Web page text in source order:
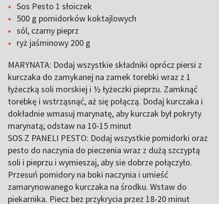
Sos Pesto 1 słoiczek
500 g pomidorków koktajlowych
sól, czarny pieprz
ryż jaśminowy 200 g
MARYNATA: Dodaj wszystkie składniki oprócz piersi z
kurczaka do zamykanej na zamek torebki wraz z 1
łyżeczką soli morskiej i ½ łyżeczki pieprzu. Zamknąć
torebkę i wstrząsnąć, aż się połączą. Dodaj kurczaka i
dokładnie wmasuj marynatę, aby kurczak był pokryty
marynatą; odstaw na 10-15 minut
SOS Z PANELI PESTO: Dodaj wszystkie pomidorki oraz
pesto do naczynia do pieczenia wraz z dużą szczyptą
soli i pieprzu i wymieszaj, aby sie dobrze połączyło.
Przesuń pomidory na boki naczynia i umieść
zamarynowanego kurczaka na środku. Wstaw do
piekarnika. Piecz bez przykrycia przez 18-20 minut